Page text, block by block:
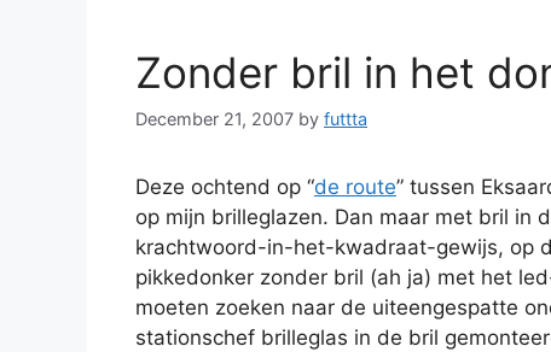
Zonder bril in het
December 21, 2007 by futtta
Deze ochtend op “de route” tussen
op mijn brilleglazen. Dan maar met bril in
krachtwoord-in-het-kwadraat-gewijs, op
pikkedonker zonder bril (ah ja) met het
moeten zoeken naar de uiteengespatte
stationschef brilleglas in de bril